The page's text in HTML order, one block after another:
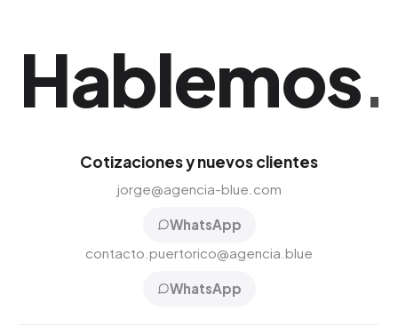
Hablemos.
Cotizaciones y nuevos clientes
jorge@agencia-blue.com
WhatsApp
contacto.puertorico@agencia.blue
WhatsApp